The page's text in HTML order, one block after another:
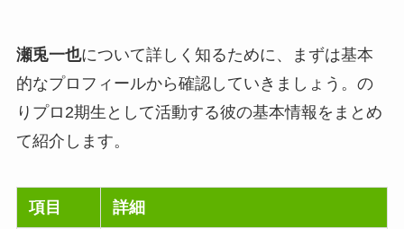
瀬兎一也について詳しく知るために、まずは基本
的なプロフィールから確認していきましょう。の
りプロ2期生として活動する彼の基本情報をまとめ
て紹介します。
項目 詳細